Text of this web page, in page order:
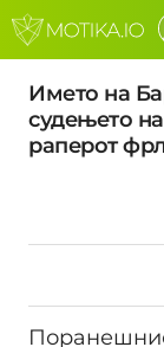
Името на
судењето
раперот